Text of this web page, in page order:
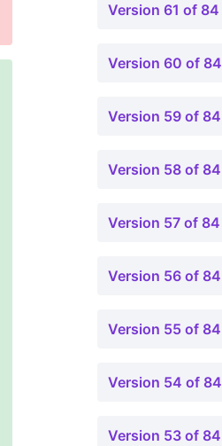
Version 61 of 84
Version 60 of 84
Version 59 of 84
Version 58 of 84
Version 57 of 84
Version 56 of 84
Version 55 of 84
Version 54 of 84
Version 53 of 84